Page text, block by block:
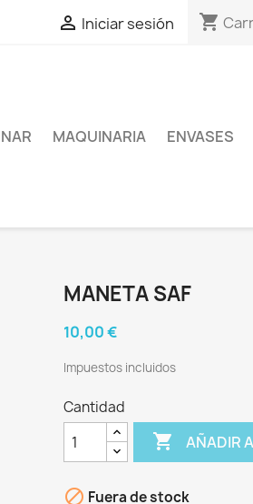
 Iniciar sesión shopping_cart
MAQUINARIA ENVASES
MANETA SAF
10,00 €
Impuestos incluidos
Cantidad
 AÑADIR
 Fuera de stock